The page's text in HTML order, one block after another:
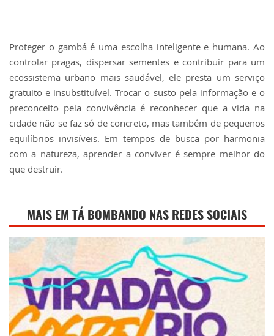
Proteger o gambá é uma escolha inteligente e humana. Ao
controlar pragas, dispersar sementes e contribuir para um
ecossistema urbano mais saudável, ele presta um serviço
gratuito e insubstituível. Trocar o susto pela informação e o
preconceito pela convivência é reconhecer que a vida na
cidade não se faz só de concreto, mas também de pequenos
equilíbrios invisíveis. Em tempos de busca por harmonia
com a natureza, aprender a conviver é sempre melhor do
que destruir.
MAIS EM TÁ BOMBANDO NAS REDES SOCIAIS